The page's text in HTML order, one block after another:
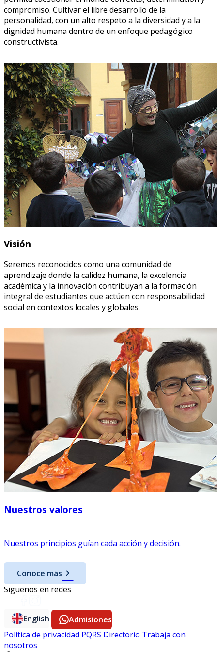
compromiso. Cultivar el libre desarrollo de la
personalidad, con un alto respeto a la diversidad y a la
dignidad humana dentro de un enfoque pedagógico
constructivista.
Visión
Seremos reconocidos como una comunidad de
aprendizaje donde la calidez humana, la excelencia
académica y la innovación contribuyan a la formación
integral de estudiantes que actúen con responsabilidad
social en contextos locales y globales.
Nuestros valores
Nuestros principios guían cada acción y decisión.
Conoce máschevron_right
Síguenos en redes
English
Admisiones
Política de privacidad PQRS Directorio Trabaja con
nosotros